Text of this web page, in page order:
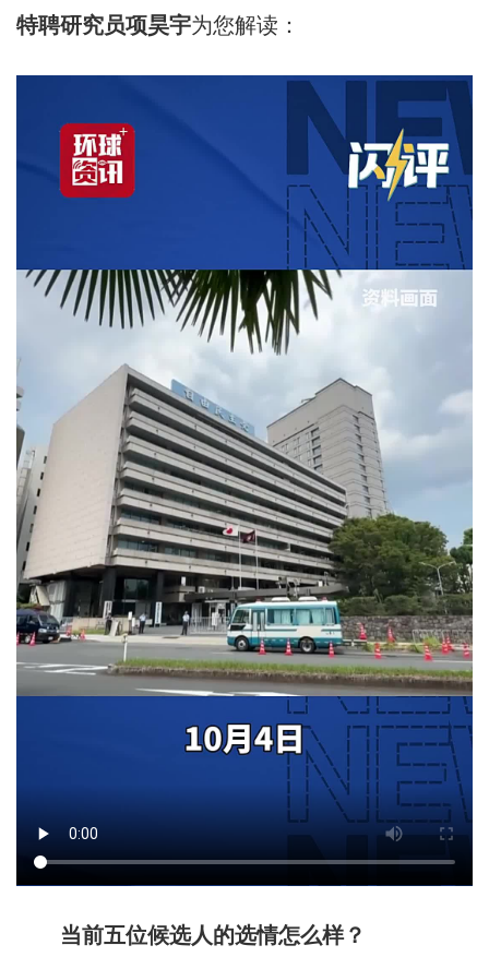
特聘研究员项昊宇为您解读：
当前五位候选人的选情怎么样？